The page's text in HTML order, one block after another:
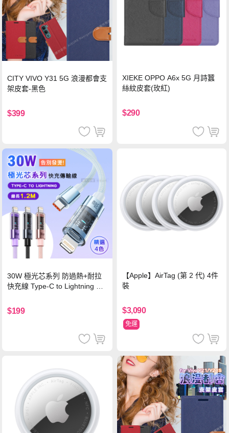
CITY VIVO Y31 5G 浪漫都會支
架皮套-黑色
$399
XIEKE OPPO A6x 5G 月詩蠶
絲紋皮套(玫紅)
$290
30W 極光芯系列 防過熱+耐拉
快充線 Type-C to Lightning 傳
$199
【Apple】AirTag (第 2 代) 4件
裝
$3,090
免運